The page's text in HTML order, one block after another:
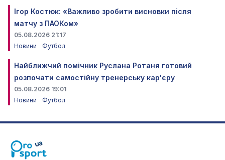
Ігор Костюк: «Важливо зробити висновки після
матчу з ПАОКом»
05.08.2026 21:17
Новини
Футбол
Найближчий помічник Руслана Ротаня готовий
розпочати самостійну тренерську кар'єру
05.08.2026 19:01
Новини
Футбол